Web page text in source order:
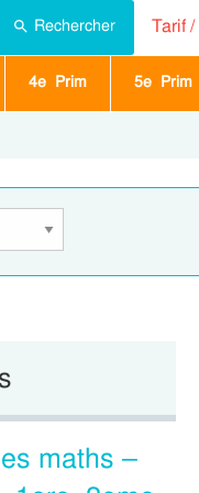
Rechercher Tarif /
4e Prim 5e Prim
maths –